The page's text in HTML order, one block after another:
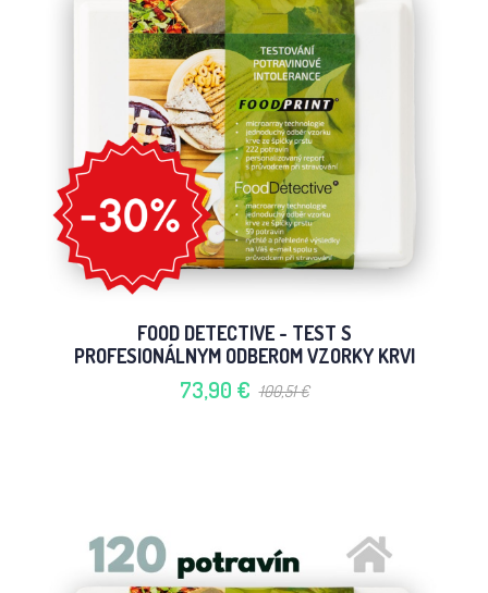
FOOD DETECTIVE - TEST S
PROFESIONÁLNYM ODBEROM VZORKY KRVI
73,90 € 100,51 €